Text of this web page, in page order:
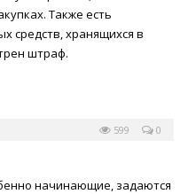
Также есть
средств, хранящихся в
штраф.
0
599
начинающие, задаются